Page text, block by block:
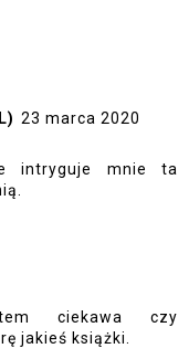
23 marca 2020
intryguje mnie ta
ciekawa czy
jakieś książki.